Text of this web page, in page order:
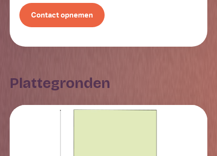
achterzijde vind je de keuken, uitgevoerd in een L-
opstelling. De Bruynzeel keuken is afgewerkt in
aanrechtblad. Je beschikt hier over een 4-pits
loop je zo de achtertuin in, ideaal op mooie dagen
wanneer binnen en buiten moeiteloos in elkaar
aangebouwde bijkeuken; een praktische en lichte
Contact opnemen
Plattegronden